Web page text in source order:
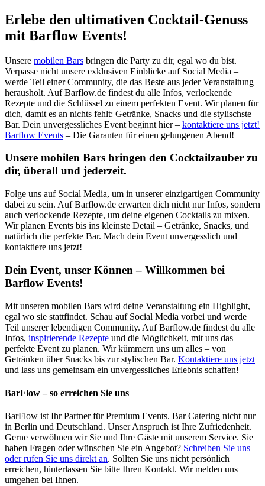
Erlebe den ultimativen Cocktail-Genuss
mit Barflow Events!
Unsere mobilen Bars bringen die Party zu dir, egal wo du bist.
Verpasse nicht unsere exklusiven Einblicke auf Social Media –
werde Teil einer Community, die das Beste aus jeder Veranstaltung
herausholt. Auf Barflow.de findest du alle Infos, verlockende
Rezepte und die Schlüssel zu einem perfekten Event. Wir planen für
dich, damit es an nichts fehlt: Getränke, Snacks und die stylischste
Bar. Dein unvergessliches Event beginnt hier – kontaktiere uns jetzt!
Barflow Events – Die Garanten für einen gelungenen Abend!
Unsere mobilen Bars bringen den Cocktailzauber zu
dir, überall und jederzeit.
Folge uns auf Social Media, um in unserer einzigartigen Community
dabei zu sein. Auf Barflow.de erwarten dich nicht nur Infos, sondern
auch verlockende Rezepte, um deine eigenen Cocktails zu mixen.
Wir planen Events bis ins kleinste Detail – Getränke, Snacks, und
natürlich die perfekte Bar. Mach dein Event unvergesslich und
kontaktiere uns jetzt!
Dein Event, unser Können – Willkommen bei
Barflow Events!
Mit unseren mobilen Bars wird deine Veranstaltung ein Highlight,
egal wo sie stattfindet. Schau auf Social Media vorbei und werde
Teil unserer lebendigen Community. Auf Barflow.de findest du alle
Infos, inspirierende Rezepte und die Möglichkeit, mit uns das
perfekte Event zu planen. Wir kümmern uns um alles – von
Getränken über Snacks bis zur stylischen Bar. Kontaktiere uns jetzt
und lass uns gemeinsam ein unvergessliches Erlebnis schaffen!
BarFlow – so erreichen Sie uns
BarFlow ist Ihr Partner für Premium Events. Bar Catering nicht nur
in Berlin und Deutschland. Unser Anspruch ist Ihre Zufriedenheit.
Gerne verwöhnen wir Sie und Ihre Gäste mit unserem Service. Sie
haben Fragen oder wünschen Sie ein Angebot? Schreiben Sie uns
oder rufen Sie uns direkt an. Sollten Sie uns nicht persönlich
erreichen, hinterlassen Sie bitte Ihren Kontakt. Wir melden uns
umgehen bei Ihnen.